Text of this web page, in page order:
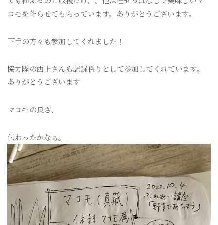
コモを作らせてもらっています。ありがとうございます。
下手の方々も参加してくれました！
協力隊の西上さんも記録係りとして参加してくれています。
ありがとうございます
マコモの良さ、
伝わったかなぁ。